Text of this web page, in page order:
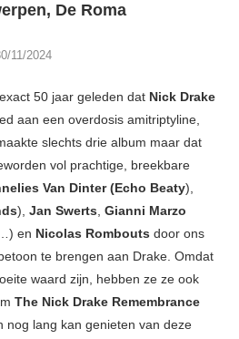
De Roma
11/2024
50 jaar geleden dat Nick Drake
aan een overdosis amitriptyline,
slechts drie album maar dat
vol prachtige, breekbare
Van Dinter (Echo Beaty),
), Jan Swerts, Gianni Marzo
en Nicolas Rombouts door ons
te brengen aan Drake. Omdat
waard zijn, hebben ze ze ook
The Nick Drake Remembrance
nog lang kan genieten van deze